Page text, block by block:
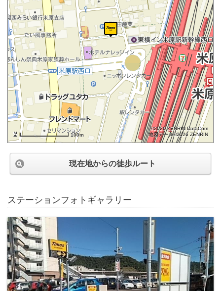
100m
©2026 ZENRIN DataCom
地図データ©2026 ZENRIN
現在地からの徒歩ルート
ステーションフォトギャラリー